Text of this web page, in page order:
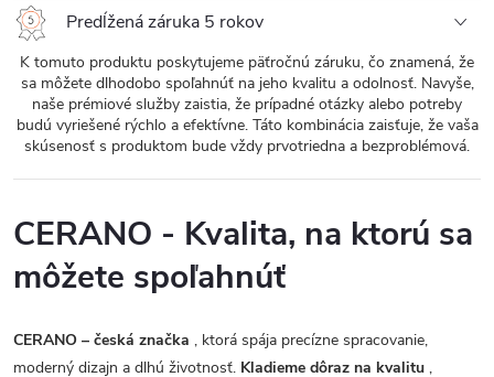
Predĺžená záruka 5 rokov
K tomuto produktu poskytujeme päťročnú záruku, čo znamená, že
sa môžete dlhodobo spoľahnúť na jeho kvalitu a odolnosť. Navyše,
naše prémiové služby zaistia, že prípadné otázky alebo potreby
budú vyriešené rýchlo a efektívne. Táto kombinácia zaisťuje, že vaša
skúsenosť s produktom bude vždy prvotriedna a bezproblémová.
CERANO - Kvalita, na ktorú sa
môžete spoľahnúť
CERANO – česká značka , ktorá spája precízne spracovanie,
moderný dizajn a dlhú životnosť. Kladieme dôraz na kvalitu ,